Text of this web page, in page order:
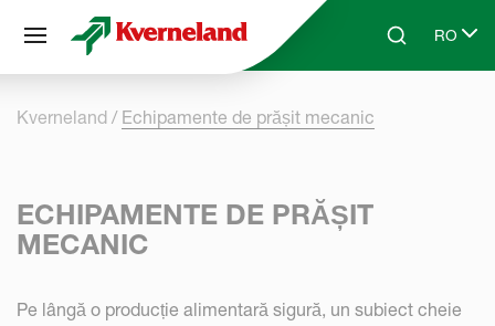
Skip to main contentSearchRO
Select
Kverneland Echipamente de prășit mecanic
ECHIPAMENTE DE PRĂȘIT
MECANIC
Pe lângă o producție alimentară sigură, un subiect cheie
Panoul de gestionare a panourilor cookie